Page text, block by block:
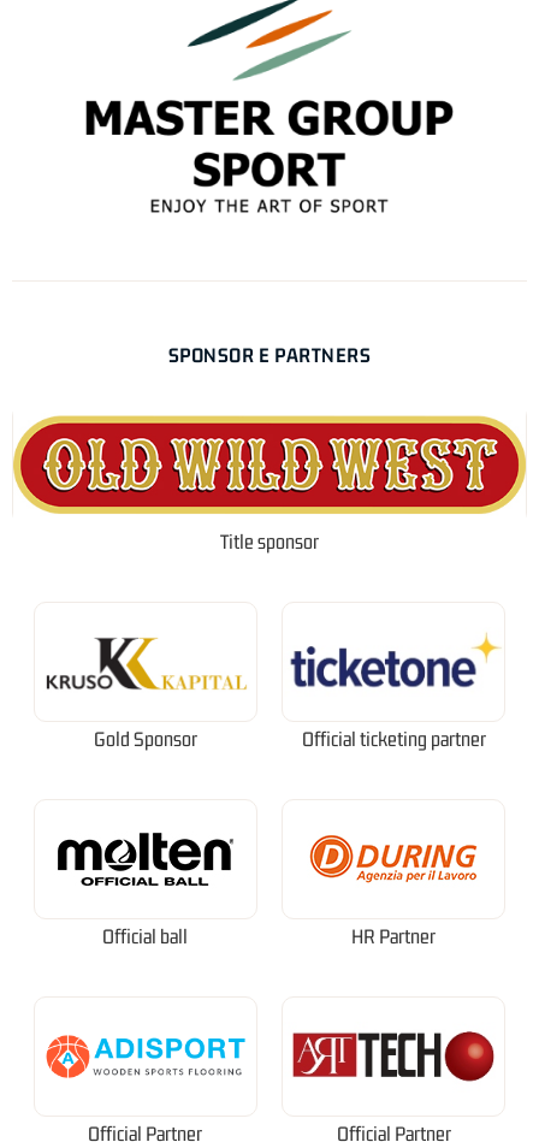
SPONSOR E PARTNERS
Title sponsor
Gold Sponsor Official ticketing partner
Official ball HR Partner
Official Partner Official Partner